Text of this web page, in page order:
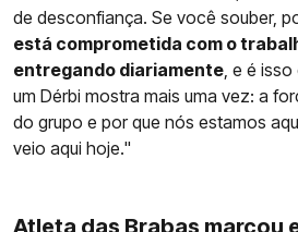
de desconfiança. Se você souber,
está comprometida com o
entregando diariamente, e é
um Dérbi mostra mais uma vez: a
do grupo e por que nós estamos
veio aqui hoje."
Atleta das Brabas marcou